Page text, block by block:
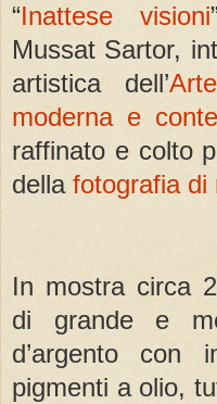
“Inattese visioni
Mussat Sartor,
artistica dell’
moderna e
raffinato e colto
della fotografia di
In mostra circa
di grande e
d’argento con
pigmenti a olio,